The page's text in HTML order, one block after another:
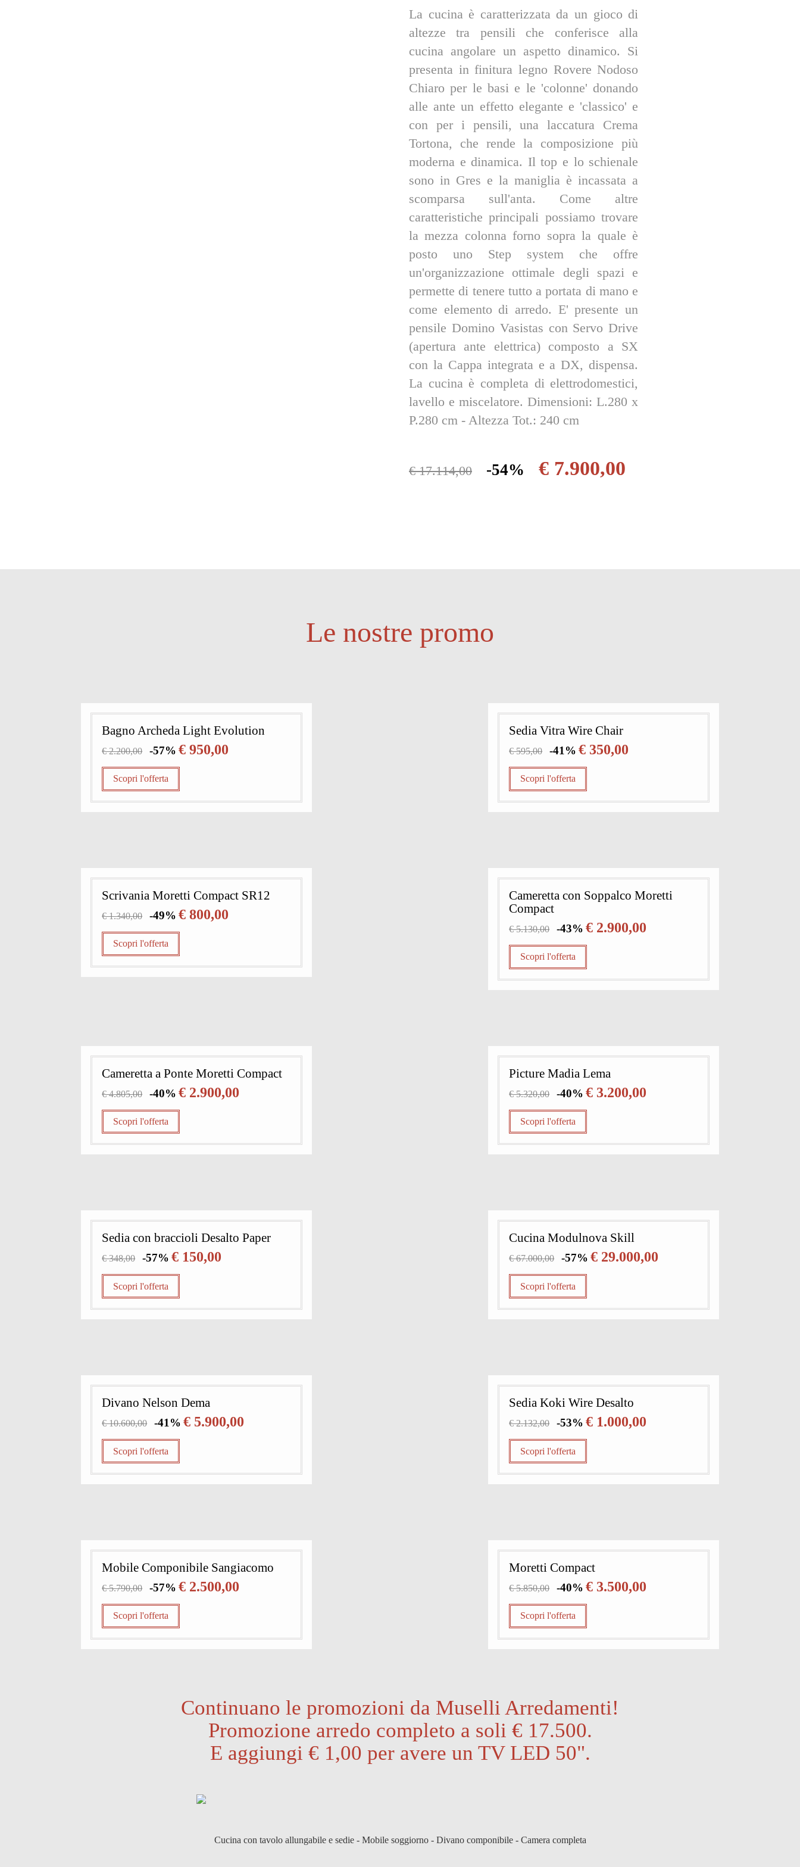
La cucina è caratterizzata da un gioco di
altezze tra pensili che conferisce alla
cucina angolare un aspetto dinamico. Si
presenta in finitura legno Rovere Nodoso
Chiaro per le basi e le 'colonne' donando
alle ante un effetto elegante e 'classico' e
con per i pensili, una laccatura Crema
Tortona, che rende la composizione più
moderna e dinamica. Il top e lo schienale
sono in Gres e la maniglia è incassata a
scomparsa sull'anta. Come altre
caratteristiche principali possiamo trovare
la mezza colonna forno sopra la quale è
posto uno Step system che offre
un'organizzazione ottimale degli spazi e
permette di tenere tutto a portata di mano e
come elemento di arredo. E' presente un
pensile Domino Vasistas con Servo Drive
(apertura ante elettrica) composto a SX
con la Cappa integrata e a DX, dispensa.
La cucina è completa di elettrodomestici,
lavello e miscelatore. Dimensioni: L.280 x
P.280 cm - Altezza Tot.: 240 cm
€ 17.114,00 -54% € 7.900,00
Le nostre promo
Bagno Archeda Light Evolution
€ 2.200,00 -57% € 950,00
Scopri l'offerta
Sedia Vitra Wire Chair
€ 595,00 -41% € 350,00
Scopri l'offerta
Scrivania Moretti Compact SR12
€ 1.340,00 -49% € 800,00
Scopri l'offerta
Cameretta con Soppalco Moretti
Compact
€ 5.130,00 -43% € 2.900,00
Scopri l'offerta
Cameretta a Ponte Moretti Compact
€ 4.805,00 -40% € 2.900,00
Scopri l'offerta
Picture Madia Lema
€ 5.320,00 -40% € 3.200,00
Scopri l'offerta
Sedia con braccioli Desalto Paper
€ 348,00 -57% € 150,00
Scopri l'offerta
Cucina Modulnova Skill
€ 67.000,00 -57% € 29.000,00
Scopri l'offerta
Divano Nelson Dema
€ 10.600,00 -41% € 5.900,00
Scopri l'offerta
Sedia Koki Wire Desalto
€ 2.132,00 -53% € 1.000,00
Scopri l'offerta
Mobile Componibile Sangiacomo
€ 5.790,00 -57% € 2.500,00
Scopri l'offerta
Moretti Compact
€ 5.850,00 -40% € 3.500,00
Scopri l'offerta
Continuano le promozioni da Muselli Arredamenti!
Promozione arredo completo a soli € 17.500.
E aggiungi € 1,00 per avere un TV LED 50".
Cucina con tavolo allungabile e sedie - Mobile soggiorno - Divano componibile - Camera completa